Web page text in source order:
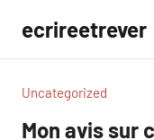
contenu
ecrireetrever
Uncategorized
Mon avis sur